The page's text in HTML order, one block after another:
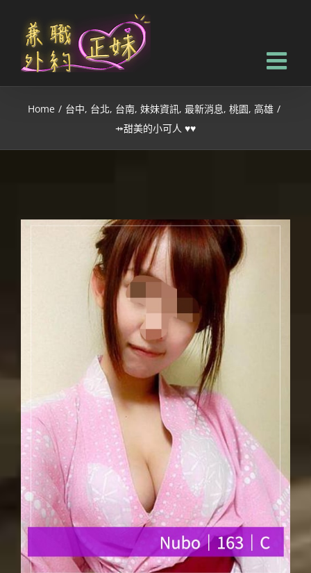
Home / 台中, 台北, 台南, 妹妹資訊, 最新消息, 桃園, 高雄 /
⤀甜美的小可人 ♥♥